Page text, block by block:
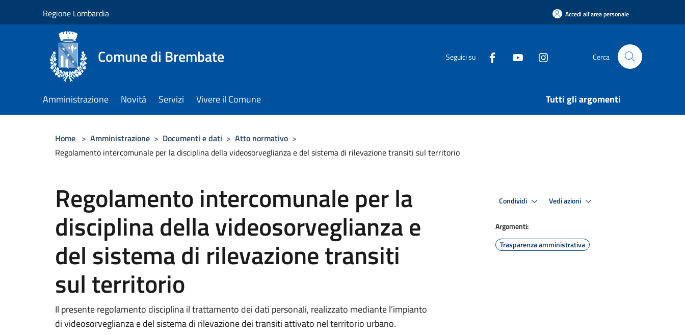
Regione Lombardia Accedi all'area personale
Comune di Brembate Seguici su Cerca
Amministrazione Novità Servizi Vivere il Comune Tutti gli argomenti
Home > Amministrazione > Documenti e dati > Atto normativo >
Regolamento intercomunale per la disciplina della videosorveglianza e del sistema di rilevazione transiti sul territorio
Regolamento intercomunale per la
disciplina della videosorveglianza e
del sistema di rilevazione transiti
sul territorio
Il presente regolamento disciplina il trattamento dei dati personali, realizzato mediante l’impianto
di videosorveglianza e del sistema di rilevazione dei transiti attivato nel territorio urbano.
Condividi Vedi azioni
Argomenti:
Trasparenza amministrativa